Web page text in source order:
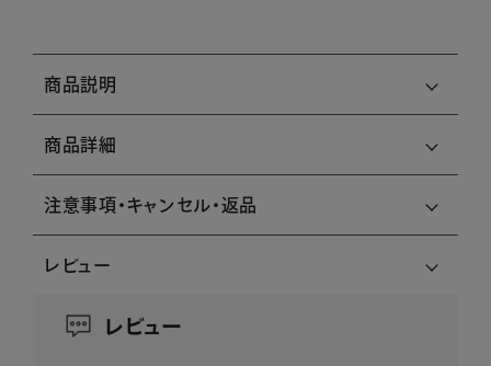
商品説明
商品詳細
注意事項・キャンセル・返品
レビュー
レビュー